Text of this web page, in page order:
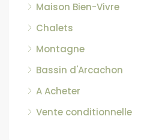
Maison Bien-Vivre
Chalets
Montagne
Bassin d'Arcachon
A Acheter
Vente conditionnelle